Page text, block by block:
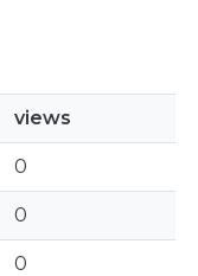
views
0
0
0